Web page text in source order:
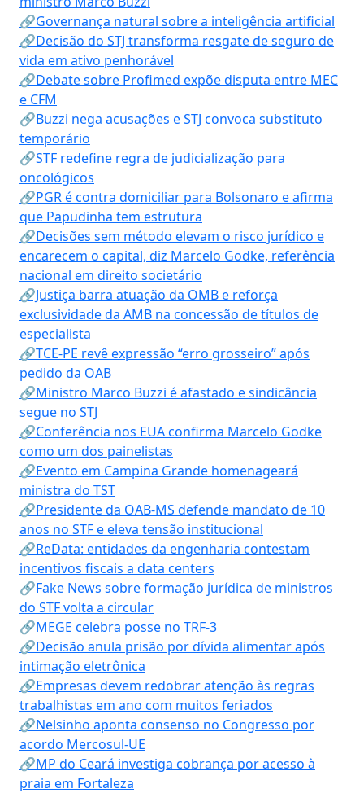
🔗Governança natural sobre a inteligência artificial
🔗Decisão do STJ transforma resgate de seguro de
vida em ativo penhorável
🔗Debate sobre Profimed expõe disputa entre MEC
e CFM
🔗Buzzi nega acusações e STJ convoca substituto
temporário
🔗STF redefine regra de judicialização para
oncológicos
🔗PGR é contra domiciliar para Bolsonaro e afirma
que Papudinha tem estrutura
🔗Decisões sem método elevam o risco jurídico e
encarecem o capital, diz Marcelo Godke, referência
nacional em direito societário
🔗Justiça barra atuação da OMB e reforça
exclusividade da AMB na concessão de títulos de
especialista
🔗TCE-PE revê expressão “erro grosseiro” após
pedido da OAB
🔗Ministro Marco Buzzi é afastado e sindicância
segue no STJ
🔗Conferência nos EUA confirma Marcelo Godke
como um dos painelistas
🔗Evento em Campina Grande homenageará
ministra do TST
🔗Presidente da OAB-MS defende mandato de 10
anos no STF e eleva tensão institucional
🔗ReData: entidades da engenharia contestam
incentivos fiscais a data centers
🔗Fake News sobre formação jurídica de ministros
do STF volta a circular
🔗MEGE celebra posse no TRF-3
🔗Decisão anula prisão por dívida alimentar após
intimação eletrônica
🔗Empresas devem redobrar atenção às regras
trabalhistas em ano com muitos feriados
🔗Nelsinho aponta consenso no Congresso por
acordo Mercosul-UE
🔗MP do Ceará investiga cobrança por acesso à
praia em Fortaleza